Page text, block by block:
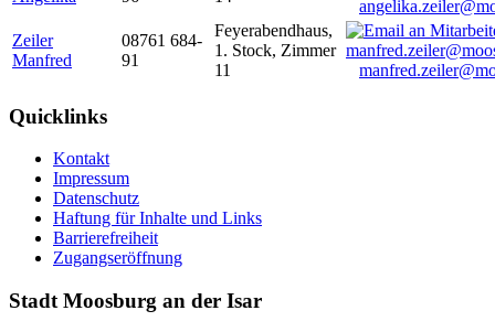
Zeiler
Manfred
08761 684-
91
Feyerabendhaus,
1. Stock, Zimmer
11
Quicklinks
Kontakt
Impressum
Datenschutz
Haftung für Inhalte und Links
Barrierefreiheit
Zugangseröffnung
Stadt Moosburg an der Isar